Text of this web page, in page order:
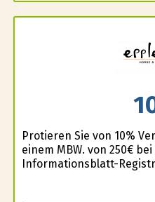
Profitieren Sie von 10%
einem MBW. von 250€
Informationsblatt-